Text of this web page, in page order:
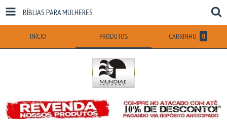
BÍBLIAS PARA MULHERES
INÍCIO PRODUTOS CARRINHO 0